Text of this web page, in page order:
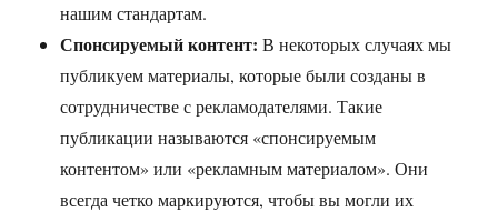
нашим стандартам.
Спонсируемый контент: В некоторых случаях мы
публикуем материалы, которые были созданы в
сотрудничестве с рекламодателями. Такие
публикации называются «спонсируемым
контентом» или «рекламным материалом». Они
всегда четко маркируются, чтобы вы могли их